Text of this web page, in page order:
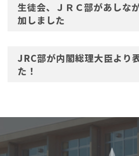
生徒会、ＪＲＣ部があしな
加しました
JRC部が内閣総理大臣より
た！